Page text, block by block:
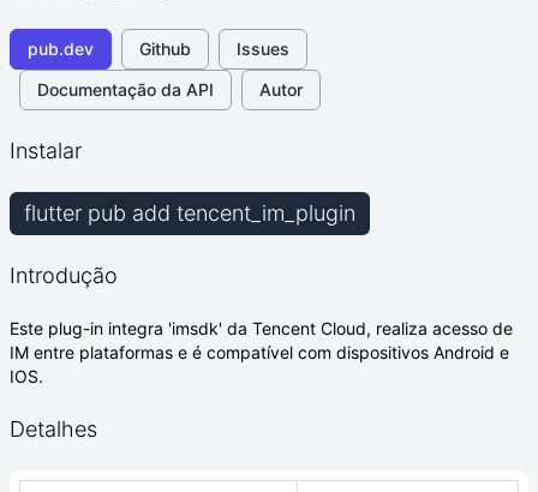
pub.dev Github
Issues
Documentação da API
Autor
Instalar
flutter pub add tencent_im_plugin
Introdução
Este plug-in integra 'imsdk' da Tencent Cloud, realiza acesso de
IM entre plataformas e é compatível com dispositivos Android e
IOS.
Detalhes